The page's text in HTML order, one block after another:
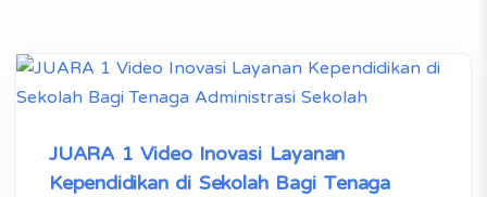
JUARA 1 Video Inovasi Layanan
Kependidikan di Sekolah Bagi Tenaga